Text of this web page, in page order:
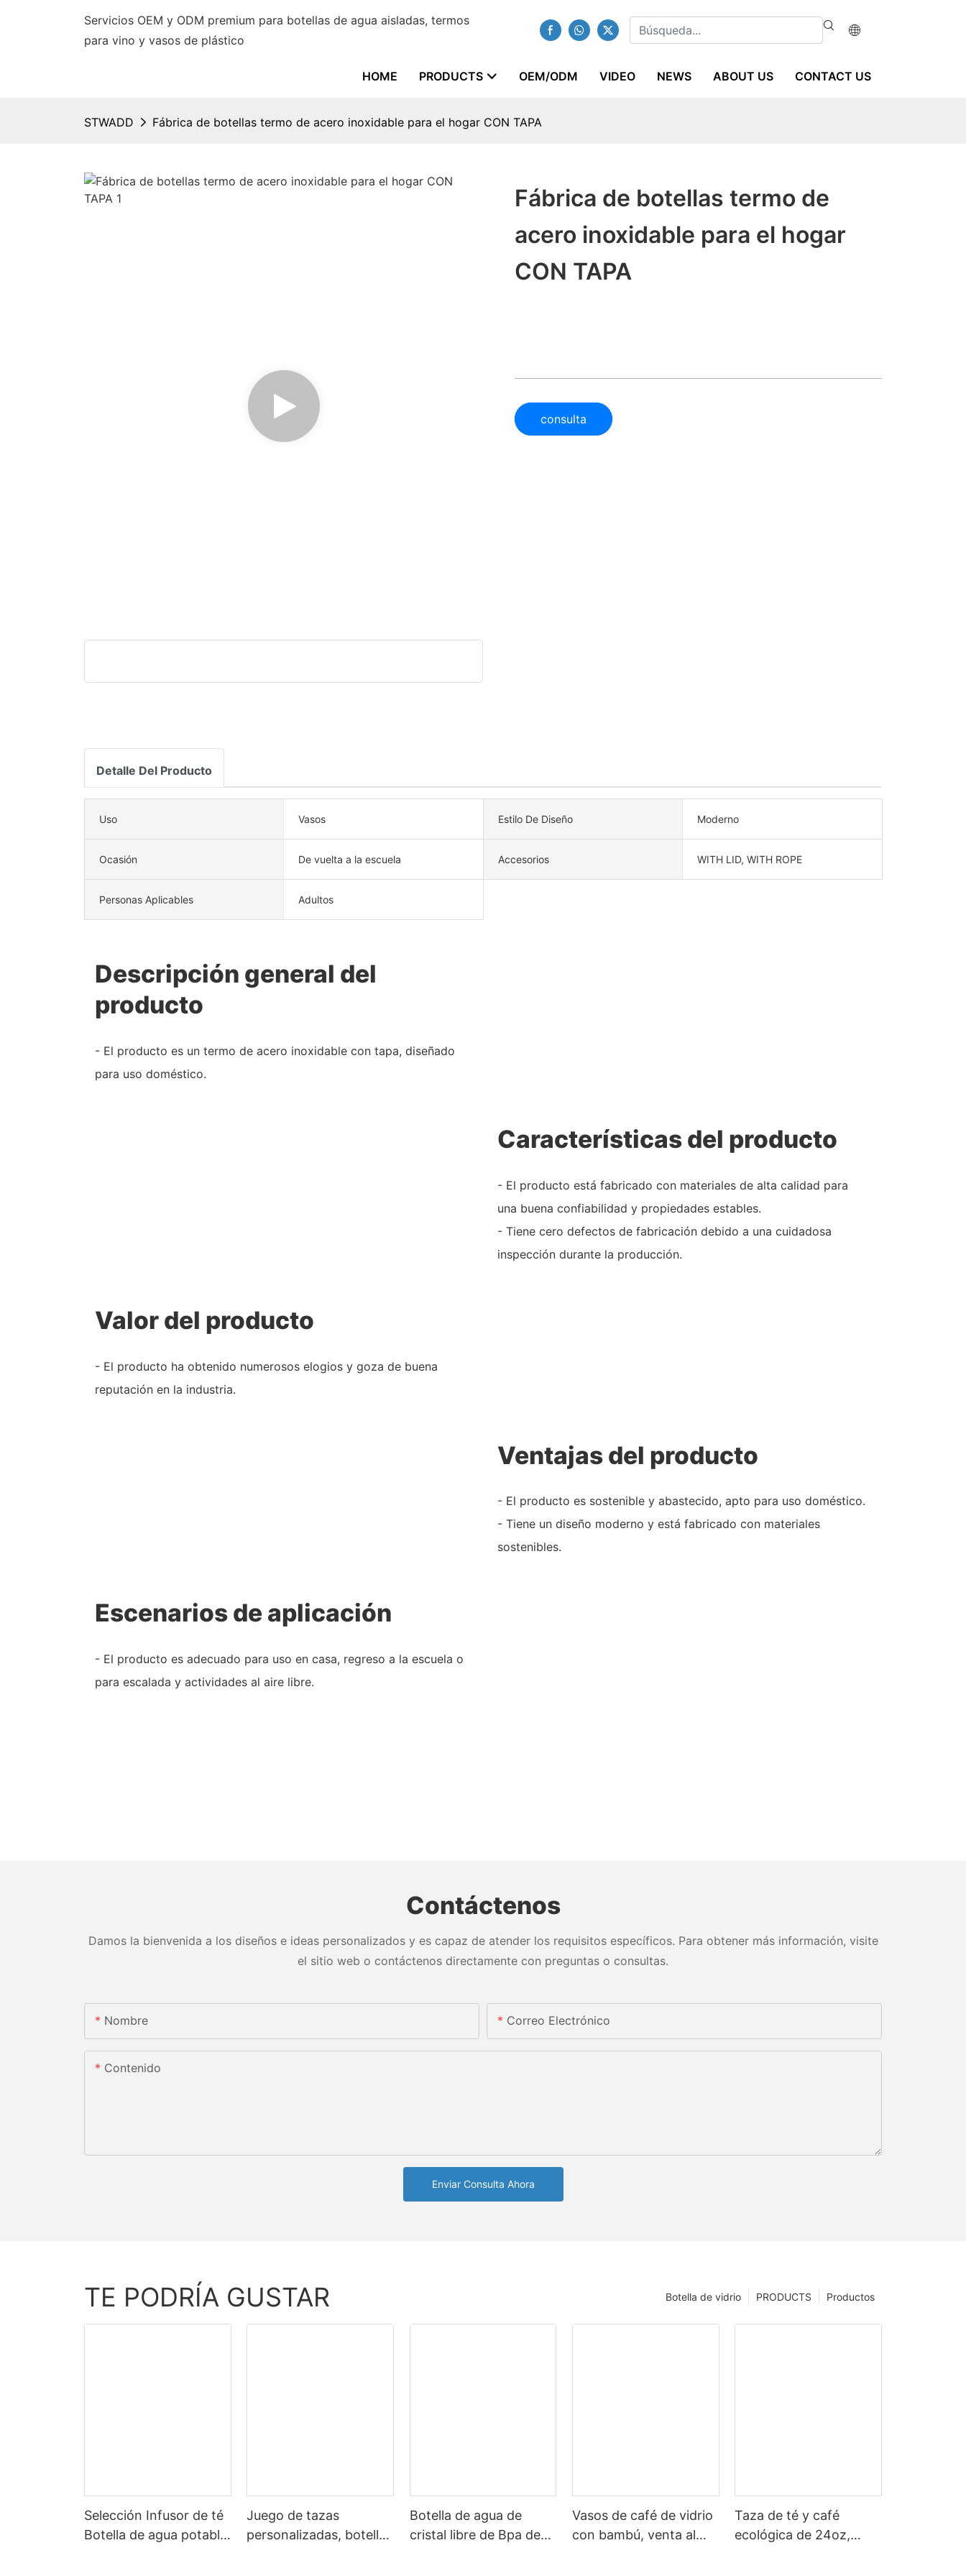
Servicios OEM y ODM premium para botellas de agua aisladas, termos
para vino y vasos de plástico
HOME PRODUCTS OEM/ODM VIDEO NEWS ABOUT US CONTACT US
STWADD Fábrica de botellas termo de acero inoxidable para el hogar CON TAPA
Fábrica de botellas termo de
acero inoxidable para el hogar
CON TAPA
consulta
Detalle Del Producto
Uso Vasos Estilo De Diseño Moderno
Ocasión De vuelta a la escuela Accesorios WITH LID, WITH ROPE
Personas Aplicables Adultos
Descripción general del
producto
- El producto es un termo de acero inoxidable con tapa, diseñado
para uso doméstico.
Características del producto
- El producto está fabricado con materiales de alta calidad para
una buena confiabilidad y propiedades estables.
- Tiene cero defectos de fabricación debido a una cuidadosa
inspección durante la producción.
Valor del producto
- El producto ha obtenido numerosos elogios y goza de buena
reputación en la industria.
Ventajas del producto
- El producto es sostenible y abastecido, apto para uso doméstico.
- Tiene un diseño moderno y está fabricado con materiales
sostenibles.
Escenarios de aplicación
- El producto es adecuado para uso en casa, regreso a la escuela o
para escalada y actividades al aire libre.
Contáctenos
Damos la bienvenida a los diseños e ideas personalizados y es capaz de atender los requisitos específicos. Para obtener más información, visite
el sitio web o contáctenos directamente con preguntas o consultas.
Nombre Correo Electrónico
Contenido
Enviar Consulta Ahora
TE PODRÍA GUSTAR Productos
PRODUCTS
Botella de vidrio
Selección Infusor de té
Botella de agua potable
Juego de tazas
personalizadas, botella
Botella de agua de
cristal libre de Bpa de
Vasos de café de vidrio
con bambú, venta al
Taza de té y café
ecológica de 24oz,